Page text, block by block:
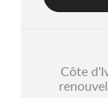
Côte